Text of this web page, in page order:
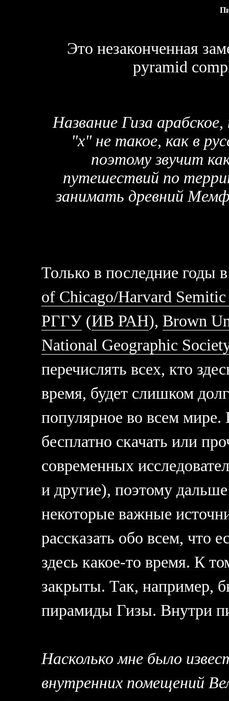
Это незаконченная
pyramid
Название Гиза
"х" не такое, как в
поэтому звучит
путешествий по
занимать древний
Только в последние годы
of Chicago/Harvard
РГГУ(ИВ РАН), Brown
National Geographic
перечислять всех, кто
время, будет слишком
популярное во всем мире.
бесплатно скачать или
современных
и другие), поэтому
некоторые важные
рассказать обо всем, что
здесь какое-то время. К
закрыты. Так, например,
пирамиды Гизы. Внутри
Насколько мне было
внутренних помещений